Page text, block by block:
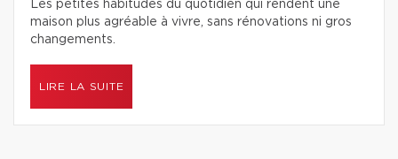
Les petites habitudes du quotidien qui rendent une
maison plus agréable à vivre, sans rénovations ni gros
changements.
LIRE LA SUITE